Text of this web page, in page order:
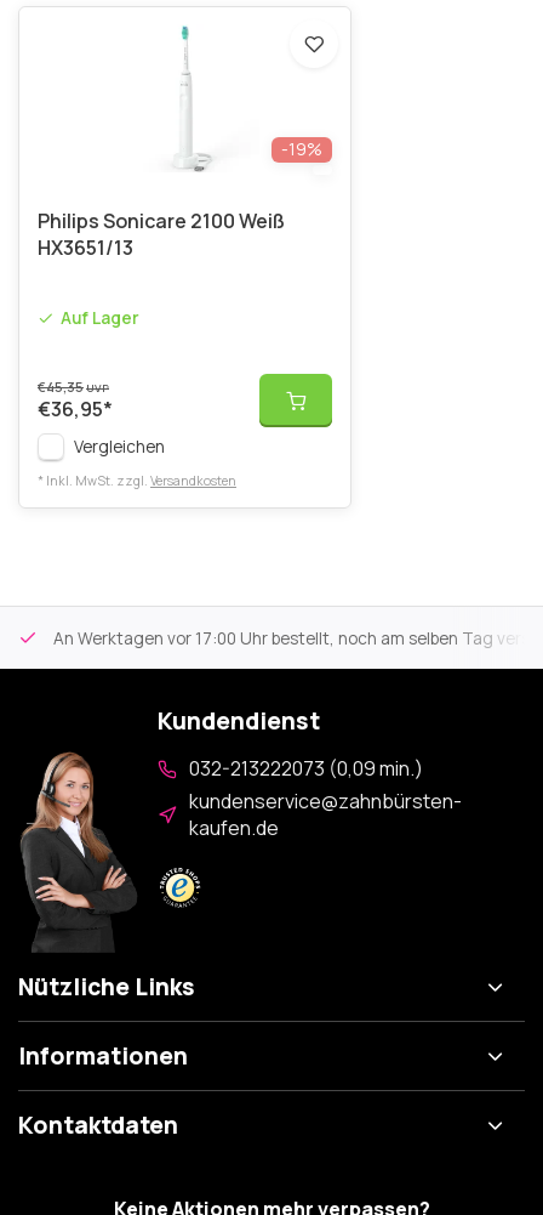
-19%
Philips Sonicare 2100 Weiß
HX3651/13
Auf Lager
€45,35UVP
€36,95*
Vergleichen
* Inkl. MwSt. zzgl. Versandkosten
An Werktagen vor 17:00 Uhr bestellt, noch am selben Tag
Kundendienst
032-213222073 (0,09 min.)
kundenservice@zahnbürsten-
kaufen.de
Nützliche Links
Informationen
Kontaktdaten
Keine Aktionen mehr verpassen?